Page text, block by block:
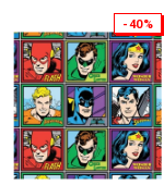
-40%